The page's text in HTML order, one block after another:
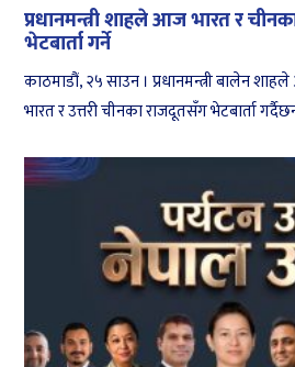
प्रधानमन्त्री शाहले आज भारत र
भेटबार्ता गर्ने
काठमाडौं, २५ साउन । प्रधानमन्त्री बालेन
भारत र उत्तरी चीनका राजदूतसँग भेटबार्ता